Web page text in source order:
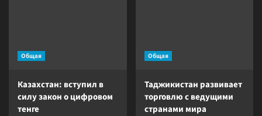
Общая
Казахстан: вступил в
силу закон о цифровом
тенге
Общая
Таджикистан развивает
торговлю с ведущими
странами мира